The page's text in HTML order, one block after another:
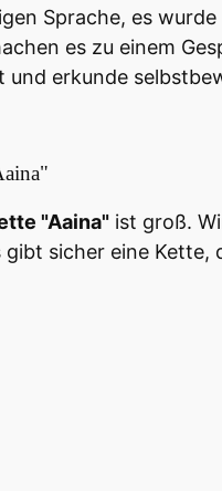
Sprache, es
es zu einem
erkunde
"Aaina" ist groß.
sicher eine Kette,